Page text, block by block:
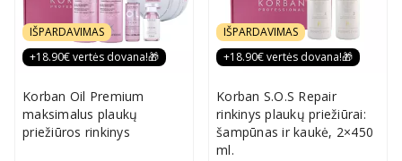
IŠPARDAVIMAS
+18.90€ vertės dovana!🎁
Korban Oil Premium
maksimalus plaukų
priežiūros rinkinys
IŠPARDAVIMAS
+18.90€ vertės dovana!🎁
Korban S.O.S Repair
rinkinys plaukų priežiūrai:
šampūnas ir kaukė, 2×450
ml.